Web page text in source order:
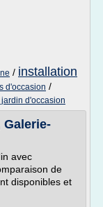
/ installation
d'occasion /
d'occasion
Galerie-
avec
de
disponibles et